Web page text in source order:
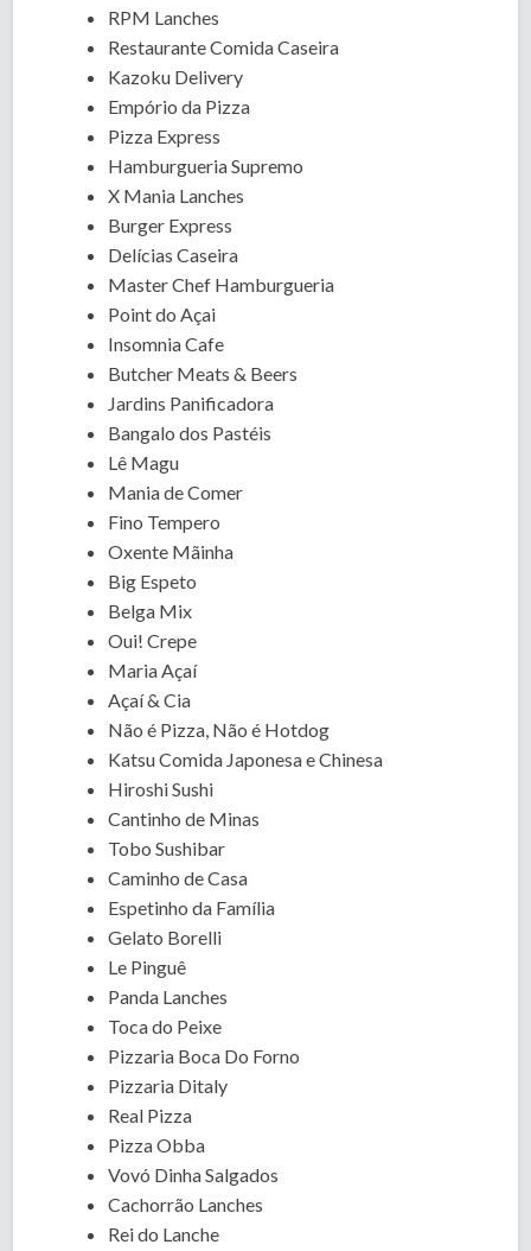
RPM Lanches
Restaurante Comida Caseira
Kazoku Delivery
Empório da Pizza
Pizza Express
Hamburgueria Supremo
X Mania Lanches
Burger Express
Delícias Caseira
Master Chef Hamburgueria
Point do Açai
Insomnia Cafe
Butcher Meats & Beers
Jardins Panificadora
Bangalo dos Pastéis
Lê Magu
Mania de Comer
Fino Tempero
Oxente Mãinha
Big Espeto
Belga Mix
Oui! Crepe
Maria Açaí
Açaí & Cia
Não é Pizza, Não é Hotdog
Katsu Comida Japonesa e Chinesa
Hiroshi Sushi
Cantinho de Minas
Tobo Sushibar
Caminho de Casa
Espetinho da Família
Gelato Borelli
Le Pinguê
Panda Lanches
Toca do Peixe
Pizzaria Boca Do Forno
Pizzaria Ditaly
Real Pizza
Pizza Obba
Vovó Dinha Salgados
Cachorrão Lanches
Rei do Lanche